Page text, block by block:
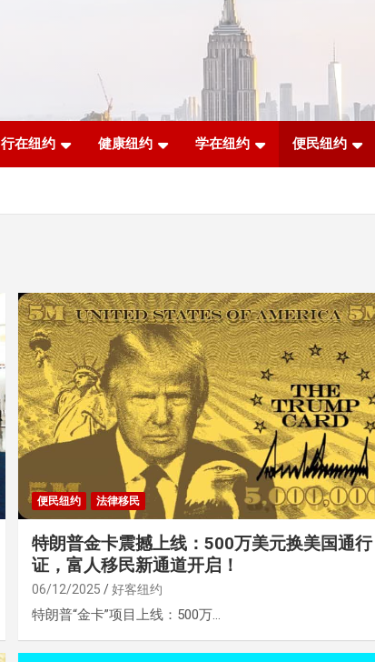
行在纽约 健康纽约 学在纽约 便民纽约
便民纽约 法律移民
特朗普金卡震撼上线：500万美元换美国通行
证，富人移民新通道开启！
06/12/2025 好客纽约
特朗普“金卡”项目上线：500万…